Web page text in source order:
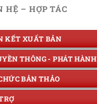
HỆ – HỢP TÁC
KẾT XUẤT BẢN
THÔNG - PHÁT HÀNH
BẢN THẢO